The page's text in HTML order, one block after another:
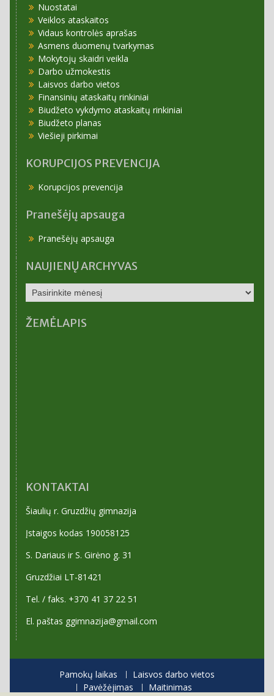
Nuostatai
Veiklos ataskaitos
Vidaus kontrolės aprašas
Asmens duomenų tvarkymas
Mokytojų skaidri veikla
Darbo užmokestis
Laisvos darbo vietos
Finansinių ataskaitų rinkiniai
Biudžeto vykdymo ataskaitų rinkiniai
Biudžeto planas
Viešieji pirkimai
KORUPCIJOS PREVENCIJA
Korupcijos prevencija
Pranešėjų apsauga
Pranešėjų apsauga
NAUJIENŲ ARCHYVAS
NAUJIENŲ
ARCHYVAS
ŽEMĖLAPIS
KONTAKTAI
Šiaulių r. Gruzdžių gimnazija
Įstaigos kodas 190058125
S. Dariaus ir S. Girėno g. 31
Gruzdžiai LT-81421
Tel. / faks. +370 41 37 22 51
El. paštas ggimnazija@gmail.com
Pamokų laikas
Laisvos darbo vietos
Pavėžėjimas
Maitinimas